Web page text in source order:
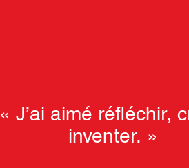
« J’ai aimé réfléchir,
inventer. »